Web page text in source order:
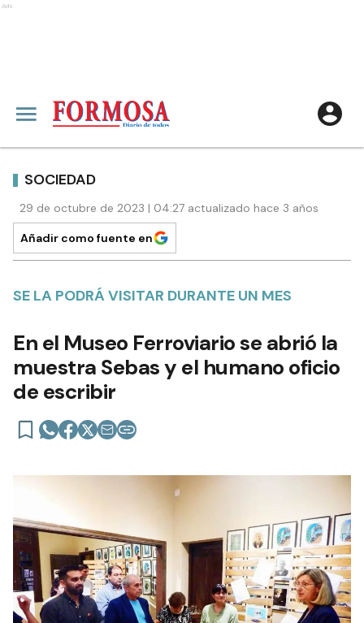
Ads
SOCIEDAD
29 de octubre de 2023 | 04:27 actualizado hace 3 años
Añadir como fuente en
SE LA PODRÁ VISITAR DURANTE UN MES
En el Museo Ferroviario se abrió la
muestra Sebas y el humano oficio
de escribir